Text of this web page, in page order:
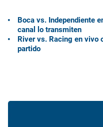
Boca vs. Independiente
canal lo transmiten
River vs. Racing en vivo
partido